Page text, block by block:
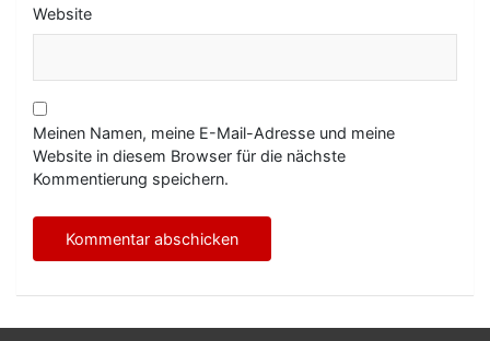
Website
Meinen Namen, meine E-Mail-Adresse und meine
Website in diesem Browser für die nächste
Kommentierung speichern.